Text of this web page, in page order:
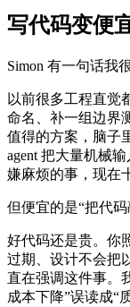
写代码变便
Simon 有一句话我
以前很多工程直觉
命名、补一组边界
值得的方案，脑子
agent 把大量机械
嫌麻烦的事，现在
但便宜的是“把代
好代码还是贵。你
过期、设计不会把
直在强调这件事。
成本下降”误读成“